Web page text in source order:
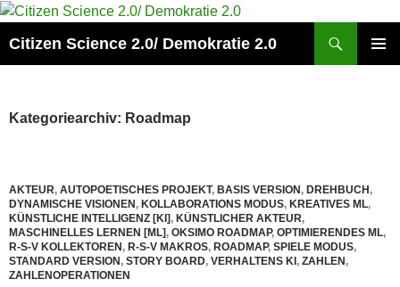
Zum
springen
Citizen Science 2.0/ Demokratie 2.0
Kategoriearchiv: Roadmap
AKTEUR, AUTOPOETISCHES PROJEKT, BASIS VERSION, DREHBUCH,
DYNAMISCHE VISIONEN, KOLLABORATIONS MODUS, KREATIVES ML,
KÜNSTLICHE INTELLIGENZ [KI], KÜNSTLICHER AKTEUR,
MASCHINELLES LERNEN [ML], OKSIMO ROADMAP, OPTIMIERENDES ML,
R-S-V KOLLEKTOREN, R-S-V MAKROS, ROADMAP, SPIELE MODUS,
STANDARD VERSION, STORY BOARD, VERHALTENS KI, ZAHLEN,
ZAHLENOPERATIONEN